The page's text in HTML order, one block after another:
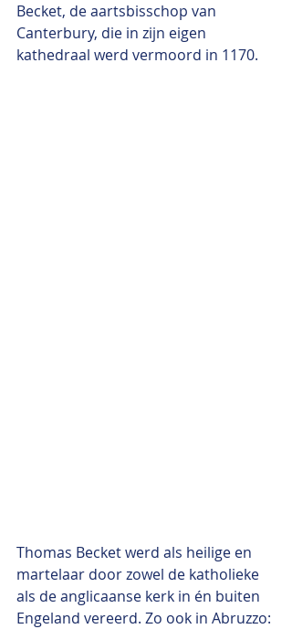
Becket, de aartsbisschop van
Canterbury, die in zijn eigen
kathedraal werd vermoord in 1170.
Thomas Becket werd als heilige en
martelaar door zowel de katholieke
als de anglicaanse kerk in én buiten
Engeland vereerd. Zo ook in Abruzzo: